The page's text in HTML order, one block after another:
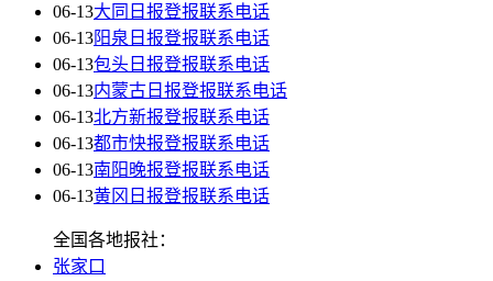
06-13大同日报登报联系电话
06-13阳泉日报登报联系电话
06-13包头日报登报联系电话
06-13内蒙古日报登报联系电话
06-13北方新报登报联系电话
06-13都市快报登报联系电话
06-13南阳晚报登报联系电话
06-13黄冈日报登报联系电话
全国各地报社：
张家口